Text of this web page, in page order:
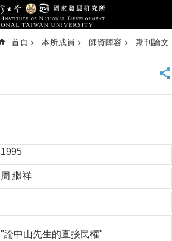
首頁 本所成員 師資陣容 期刊論文
1995
周 繼祥
"論中山先生的直接民權"